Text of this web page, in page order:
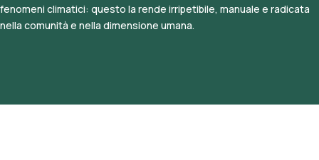
fenomeni climatici: questo la rende irripetibile, manuale e radicata
nella comunità e nella dimensione umana.